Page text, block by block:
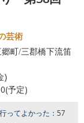
芸術
町/三郡橋下流笛
)
予定)
行ってよかった： 57